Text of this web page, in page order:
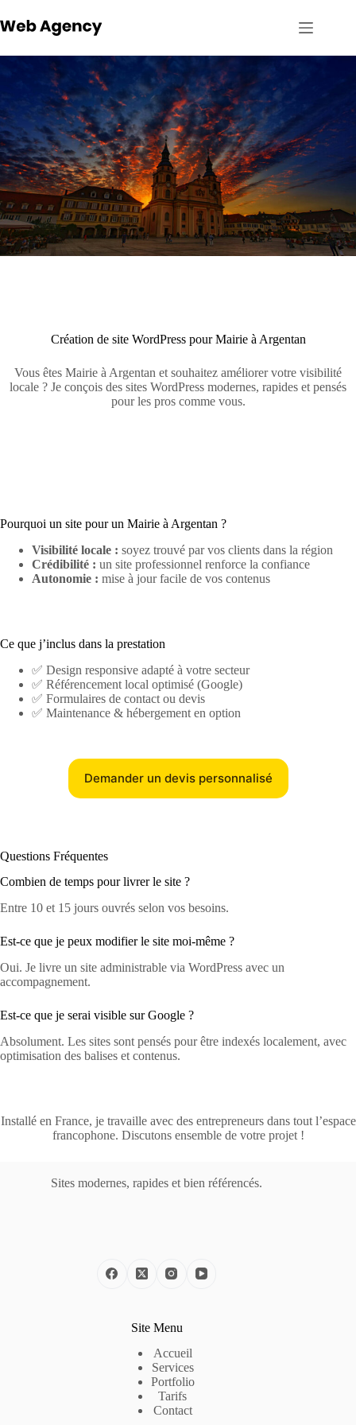
au
contenu
Création de site WordPress pour Mairie à Argentan
Vous êtes Mairie à Argentan et souhaitez améliorer votre visibilité
locale ? Je conçois des sites WordPress modernes, rapides et pensés
pour les pros comme vous.
Pourquoi un site pour un Mairie à Argentan ?
Visibilité locale : soyez trouvé par vos clients dans la région
Crédibilité : un site professionnel renforce la confiance
Autonomie : mise à jour facile de vos contenus
Ce que j’inclus dans la prestation
✅ Design responsive adapté à votre secteur
✅ Référencement local optimisé (Google)
✅ Formulaires de contact ou devis
✅ Maintenance & hébergement en option
Demander un devis personnalisé
Questions Fréquentes
Combien de temps pour livrer le site ?
Entre 10 et 15 jours ouvrés selon vos besoins.
Est-ce que je peux modifier le site moi-même ?
Oui. Je livre un site administrable via WordPress avec un
accompagnement.
Est-ce que je serai visible sur Google ?
Absolument. Les sites sont pensés pour être indexés localement, avec
optimisation des balises et contenus.
Installé en France, je travaille avec des entrepreneurs dans tout l’espace
francophone. Discutons ensemble de votre projet !
Sites modernes, rapides et bien référencés.
Site Menu
Accueil
Services
Portfolio
Tarifs
Contact